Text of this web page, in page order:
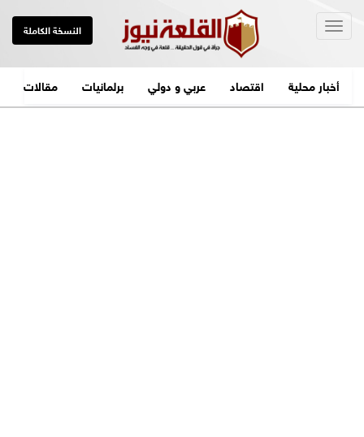
النسخة الكاملة
أخبار محلية اقتصاد عربي و دولي برلمانيات مقالات